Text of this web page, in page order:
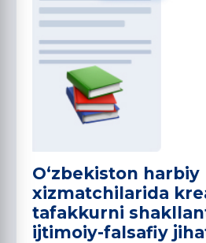
O‘zbekiston harbiy
xizmatchilarida
tafakkurni
ijtimoiy-falsafiy